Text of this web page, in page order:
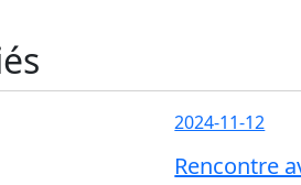
2024-11-12
Rencontre